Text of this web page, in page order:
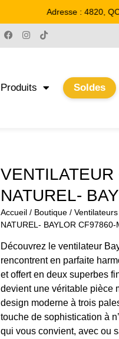
Adresse : 4820, QC-
Produits Soldes
VENTILATEUR
NATUREL-
Accueil / Boutique /
NATUREL- BAYLOR CF97860-
Découvrez le ventilateur
rencontrent en parfaite
et offert en deux superbes
devient une véritable pièce
design moderne à trois
touche de sophistication à
qui vous convient, avec ou